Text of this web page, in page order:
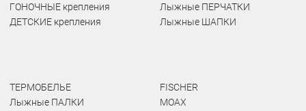
ГОНОЧНЫЕ крепления
ДЕТСКИЕ крепления
Лыжные ПЕРЧАТКИ
Лыжные ШАПКИ
ТЕРМОБЕЛЬЕ
Лыжные ПАЛКИ
FISCHER
MOAX